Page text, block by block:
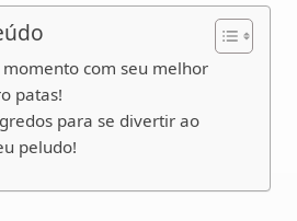
com seu melhor
patas!
para se divertir ao
peludo!